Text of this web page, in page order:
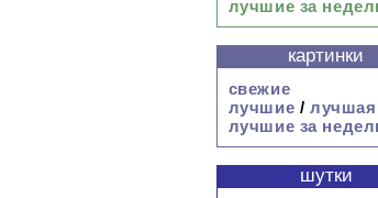
лучшие за
картинки
свежие
лучшие / лучшая
лучшие за
шутки